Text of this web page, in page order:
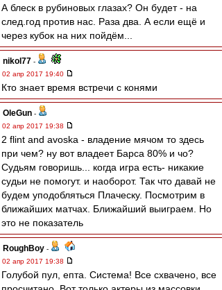
А блеск в рубиновых глазах? Он будет - на
след.год против нас. Раза два. А если ещё и
через кубок на них пойдём...
nikol77 -
02 апр 2017 19:40
Кто знает время встречи с конями
OleGun -
02 апр 2017 19:38
2 flint and avoska - владение мячом то здесь
при чем? ну вот владеет Барса 80% и чо?
Судьям говоришь... когда игра есть- никакие
судьи не помогут. и наоборот. Так что давай не
будем уподобляться Плаческу. Посмотрим в
ближайших матчах. Ближайший выиграем. Но
это не показатель
RoughBoy -
02 апр 2017 19:38
Голубой пул, епта. Система! Все схвачено, все